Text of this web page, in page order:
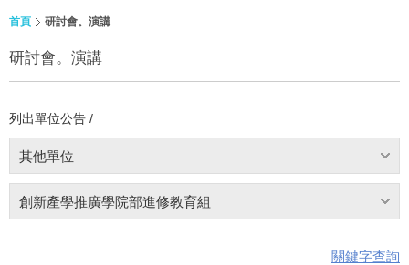
首頁 研討會。演講
研討會。演講
列出單位公告 /
其他單位
創新產學推廣學院部進修教育組
關鍵字查詢